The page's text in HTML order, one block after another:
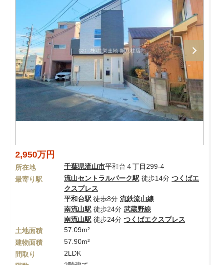
2,950万円
所在地 千葉県流山市平和台４丁目299-4
最寄り駅
流山セントラルパーク駅 徒歩14分 つくばエ
クスプレス
平和台駅 徒歩8分 流鉄流山線
南流山駅 徒歩24分 武蔵野線
南流山駅 徒歩24分 つくばエクスプレス
土地面積
57.09m²
建物面積
57.90m²
間取り
2LDK